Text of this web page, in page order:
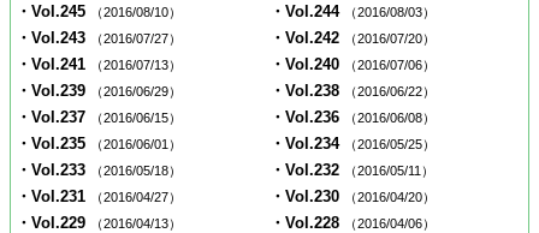
・Vol.245 （2016/08/10） ・Vol.244 （2016/08/03）
・Vol.243 （2016/07/27） ・Vol.242 （2016/07/20）
・Vol.241 （2016/07/13） ・Vol.240 （2016/07/06）
・Vol.239 （2016/06/29） ・Vol.238 （2016/06/22）
・Vol.237 （2016/06/15） ・Vol.236 （2016/06/08）
・Vol.235 （2016/06/01） ・Vol.234 （2016/05/25）
・Vol.233 （2016/05/18） ・Vol.232 （2016/05/11）
・Vol.231 （2016/04/27） ・Vol.230 （2016/04/20）
・Vol.229 （2016/04/13） ・Vol.228 （2016/04/06）